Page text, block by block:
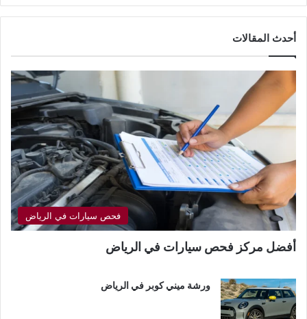
أحدث المقالات
فحص سيارات في الرياض
أفضل مركز فحص سيارات في الرياض
ورشة ميني كوبر في الرياض